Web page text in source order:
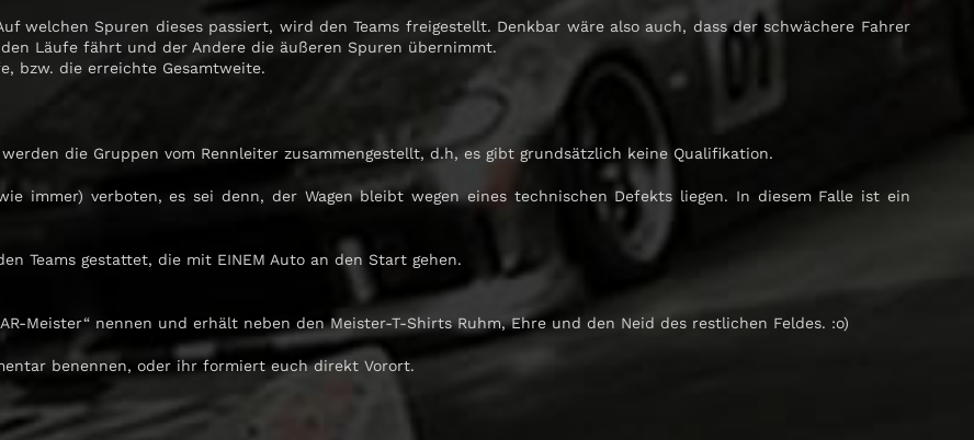
welchen Spuren dieses passiert, wird den Teams freigestellt. Denkbar wäre also auch, dass der schwächere Fahrer
Läufe fährt und der Andere die äußeren Spuren übernimmt.
bzw. die erreichte Gesamtweite.
die Gruppen vom Rennleiter zusammengestellt, d.h, es gibt grundsätzlich keine Qualifikation.
immer) verboten, es sei denn, der Wagen bleibt wegen eines technischen Defekts liegen. In diesem Falle ist ein
Teams gestattet, die mit EINEM Auto an den Start gehen.
Meister“ nennen und erhält neben den Meister-T-Shirts Ruhm, Ehre und den Neid des restlichen Feldes. :o)
benennen, oder ihr formiert euch direkt Vorort.